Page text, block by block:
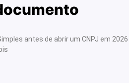
antes de abrir um CNPJ em